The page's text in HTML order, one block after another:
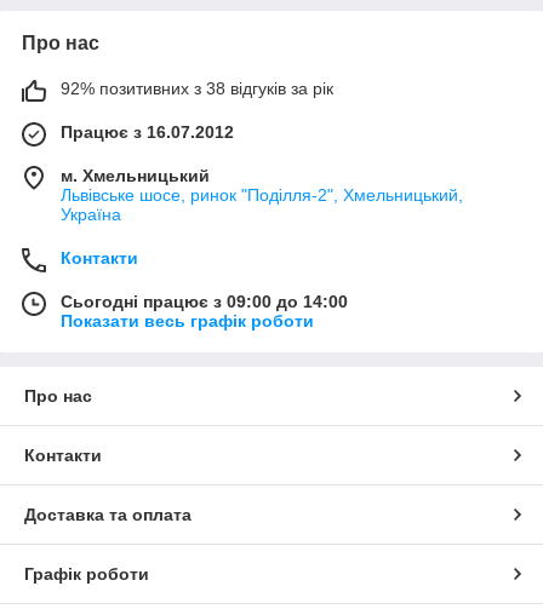
Про нас
92% позитивних з 38 відгуків за рік
Працює з 16.07.2012
м. Хмельницький
Львівське шосе, ринок "Поділля-2", Хмельницький,
Україна
Контакти
Сьогодні працює з 09:00 до 14:00
Показати весь графік роботи
Про нас
Контакти
Доставка та оплата
Графік роботи